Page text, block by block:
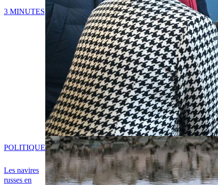
3 MINUTES
Les navires
russes en
POLITIQUE